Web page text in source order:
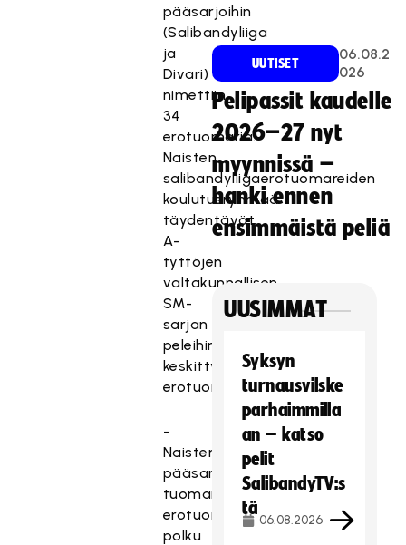
pääsarjoihin
(Salibandyliiga
ja
Divari)
nimettiin
34
erotuomaria.
Naisten
salibandyliigaerotuomareiden
koulutusryhmää
täydentävät
A-
tyttöjen
valtakunnallisen
SM-
sarjan
peleihin
keskittyvät kahdeksan
erotuomaria.
-
Naisten
pääsarjassa
tuomaroivien
erotuomareiden
polku
UUTISET
06.08.2
026
Pelipassit kaudelle
2026–27 nyt
myynnissä –
hanki ennen
ensimmäistä peliä
UUSIMMAT
Syksyn
turnausvilske
parhaimmilla
an – katso
pelit
SalibandyTV:s
tä
06.08.2026